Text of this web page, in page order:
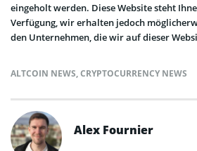
eingeholt werden. Diese Website steht
Verfügung, wir erhalten jedoch
den Unternehmen, die wir auf dieser
ALTCOIN NEWS,CRYPTOCURRENCY NEWS
Alex Fournier